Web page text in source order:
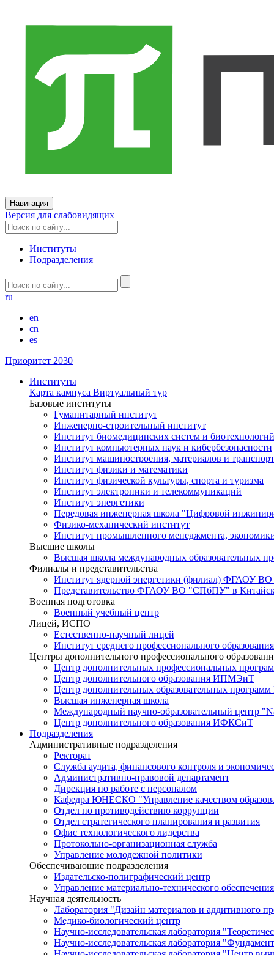
Навигация
Версия для слабовидящих
Институты
Подразделения
ru
en
cn
es
Приоритет 2030
Институты
Карта кампуса Виртуальный тур
Базовые институты
Гуманитарный институт
Инженерно-строительный институт
Институт биомедицинских систем и биотехнологий
Институт компьютерных наук и кибербезопасности
Институт машиностроения, материалов и
Институт физики и математики
Институт физической культуры, спорта и туризма
Институт электроники и телекоммуникаций
Институт энергетики
Передовая инженерная школа "Цифровой
Физико-механический институт
Институт промышленного менеджмента,
Высшие школы
Высшая школа международных образовательных
Филиалы и представительства
Институт ядерной энергетики (филиал) ФГАОУ
Представительство ФГАОУ ВО "СПбПУ" в
Военная подготовка
Военный учебный центр
Лицей, ИСПО
Естественно-научный лицей
Институт среднего профессионального образования
Центры дополнительного профессионального
Центр дополнительных профессиональных
Центр дополнительного образования ИПМЭиТ
Центр дополнительных образовательных
Высшая инженерная школа
Международный научно-образовательный центр
Центр дополнительного образования ИФКСиТ
Подразделения
Административные подразделения
Ректорат
Служба аудита, финансового контроля и
Административно-правовой департамент
Дирекция по работе с персоналом
Кафедра ЮНЕСКО "Управление качеством
Отдел по противодействию коррупции
Отдел стратегического планирования и развития
Офис технологического лидерства
Протокольно-организационная служба
Управление молодежной политики
Обеспечивающие подразделения
Издательско-полиграфический центр
Управление материально-технического обеспечения
Научная деятельность
Лаборатория "Дизайн материалов и аддитивного
Медико-биологический центр
Научно-исследовательская лаборатория
Научно-исследовательская лаборатория